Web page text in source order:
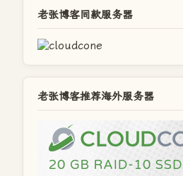
老张博客同款服务器
老张博客推荐海外服务器